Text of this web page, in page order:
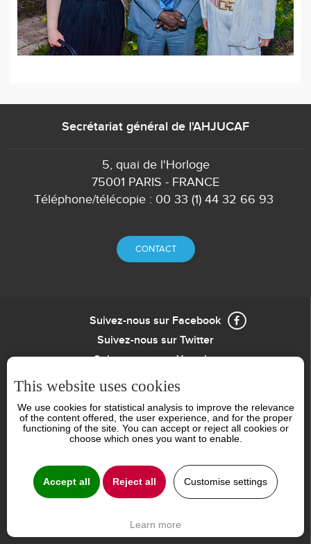
Secrétariat général de l'AHJUCAF
5, quai de l'Horloge
75001 PARIS - FRANCE
Téléphone/télécopie : 00 33 (1) 44 32 66 93
CONTACT
Suivez-nous sur Facebook
Suivez-nous sur Twitter
Suivez-nous sur Youtube
LinkedIn
Menu
bas
de
Politique de confidentialité
Partager
This website uses cookies
We use cookies for statistical analysis to improve the relevance
of the content offered, the user experience, and for the proper
functioning of the site. You can accept or reject all cookies or
choose which ones you want to enable.
Accept all Reject all Customise settings
Learn more